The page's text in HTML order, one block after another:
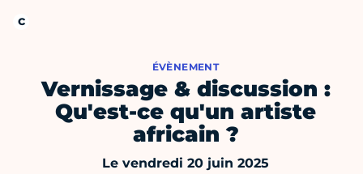
ÉVÈNEMENT
Vernissage & discussion :
Qu'est-ce qu'un artiste
africain ?
Le vendredi 20 juin 2025